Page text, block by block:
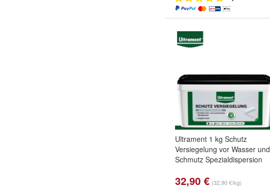
Ultrament 1 kg Schutz
Versiegelung vor Wasser und
Schmutz Spezialdispersion
32,90 € (32,90 €/kg)